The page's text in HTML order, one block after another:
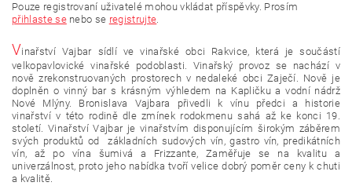
Pouze registrovaní uživatelé mohou vkládat příspěvky. Prosím
přihlaste senebo se registrujte.
Vinařství Vajbar sídlí ve vinařské obci Rakvice, která je součástí
velkopavlovické vinařské podoblasti. Vinařský provoz se nachází v
nově zrekonstruovaných prostorech v nedaleké obci Zaječí. Nově je
doplněn o vinný bar s krásným výhledem na Kapličku a vodní nádrž
Nové Mlýny. Bronislava Vajbara přivedli k vínu předci a historie
vinařství v této rodině dle zmínek rodokmenu sahá až ke konci 19.
století. Vinařství Vajbar je vinařstvím disponujícím širokým záběrem
svých produktů od základních sudových vín, gastro vín, predikátních
vín, až po vína šumivá a Frizzante, Zaměřuje se na kvalitu a
univerzálnost, proto jeho nabídka tvoří velice dobrý poměr ceny k chuti
a kvalitě.